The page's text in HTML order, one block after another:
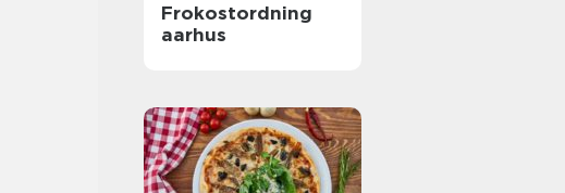
Frokostordning
aarhus